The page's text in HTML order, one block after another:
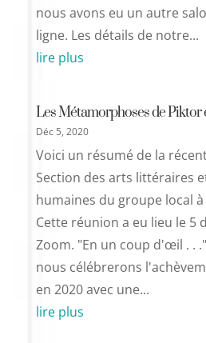
nous avons eu un autre
ligne. Les détails de notre...
lire plus
Les Métamorphoses de Piktor
Déc 5, 2020
Voici un résumé de la
Section des arts littéraires
humaines du groupe local à
Cette réunion a eu lieu le 5
Zoom. "En un coup d'œil . .
nous célébrerons
en 2020 avec une...
lire plus